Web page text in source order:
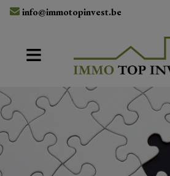
info@immotopinvest.be